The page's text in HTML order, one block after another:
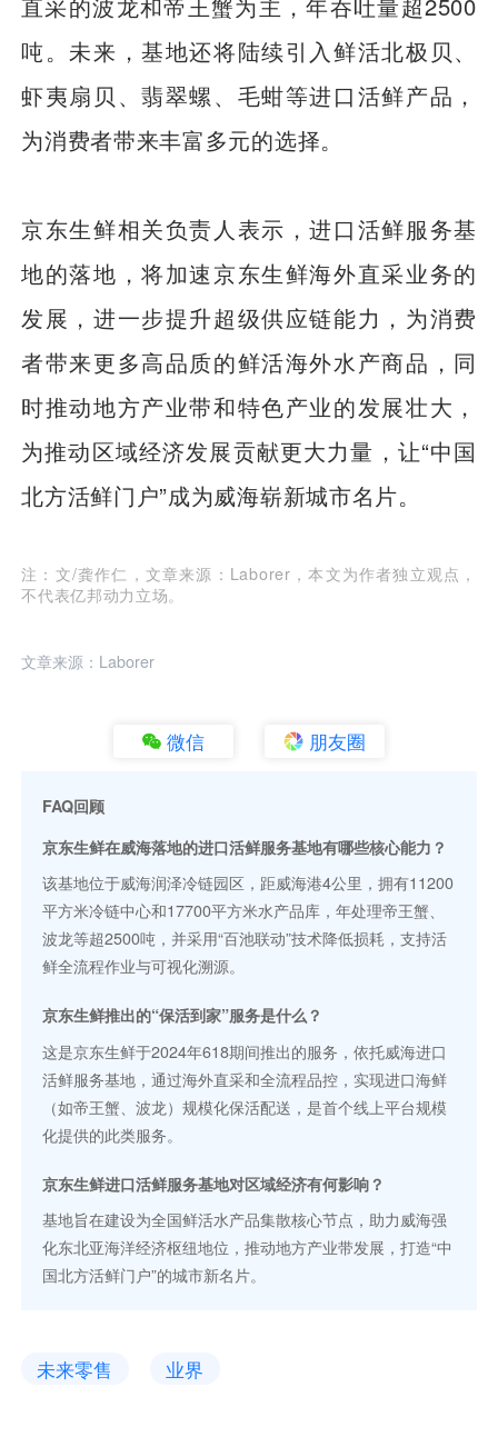
吨。未来，基地还将陆续引入鲜活北极贝、
虾夷扇贝、翡翠螺、毛蚶等进口活鲜产品，
为消费者带来丰富多元的选择。
京东生鲜相关负责人表示，进口活鲜服务基
地的落地，将加速京东生鲜海外直采业务的
发展，进一步提升超级供应链能力，为消费
者带来更多高品质的鲜活海外水产商品，同
时推动地方产业带和特色产业的发展壮大，
为推动区域经济发展贡献更大力量，让“中国
北方活鲜门户”成为威海崭新城市名片。
注：文/龚作仁，文章来源：Laborer，本文为作者独立观点，
不代表亿邦动力立场。
文章来源：Laborer
微信 朋友圈
FAQ回顾
京东生鲜在威海落地的进口活鲜服务基地有哪些核心能力？
该基地位于威海润泽冷链园区，距威海港4公里，拥有11200
平方米冷链中心和17700平方米水产品库，年处理帝王蟹、
波龙等超2500吨，并采用“百池联动”技术降低损耗，支持活
鲜全流程作业与可视化溯源。
京东生鲜推出的“保活到家”服务是什么？
这是京东生鲜于2024年618期间推出的服务，依托威海进口
活鲜服务基地，通过海外直采和全流程品控，实现进口海鲜
（如帝王蟹、波龙）规模化保活配送，是首个线上平台规模
化提供的此类服务。
京东生鲜进口活鲜服务基地对区域经济有何影响？
基地旨在建设为全国鲜活水产品集散核心节点，助力威海强
化东北亚海洋经济枢纽地位，推动地方产业带发展，打造“中
国北方活鲜门户”的城市新名片。
未来零售 业界